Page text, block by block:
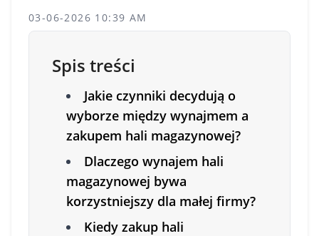
03-06-2026 10:39 AM
Spis treści
Jakie czynniki decydują o
wyborze między wynajmem a
zakupem hali magazynowej?
Dlaczego wynajem hali
magazynowej bywa
korzystniejszy dla małej firmy?
Kiedy zakup hali